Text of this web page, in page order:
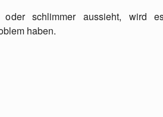
schlimmer aussieht, wird
haben.